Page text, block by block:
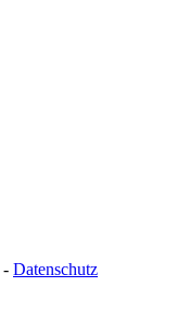
- Datenschutz